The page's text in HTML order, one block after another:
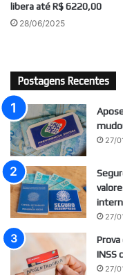
libera até R$ 6220,00
28/06/2025
Postagens Recentes
27/
27/
INSS
27/